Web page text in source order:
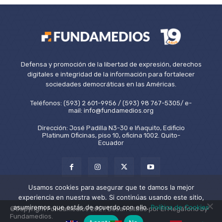
Defensa y promoción de la libertad de expresión, derechos
digitales e integridad de la información para fortalecer
sociedades democráticas en las Américas.
Teléfonos: (593) 2 601-9956 / (593) 98 767-5305/ e-
mail: info@fundamedios.org
Dirección: José Padilla N3-30 e Iñaquito, Edificio
Platinum Oficinas, piso 10, oficina 1002. Quito-
Ecuador
©Copyright Fundamedios 2021. Desarrollado por El Megáfono by
Fundamedios.
Usamos cookies para asegurar que te damos la mejor
experiencia en nuestra web. Si continúas usando este sitio,
asumiremos que estás de acuerdo con ello.Política de Cookies